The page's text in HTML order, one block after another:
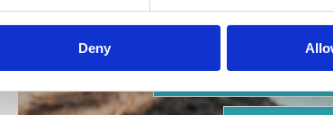
Deny
OUTDOOR
GESUNDHEITSOASE